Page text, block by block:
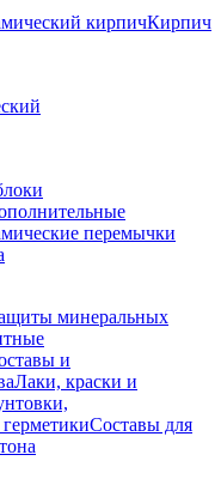
кирпичКирпич
перемычки
минеральных
и
Лаки, краски и
Составы для